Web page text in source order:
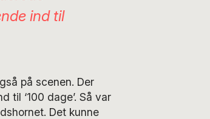
ind til
på scenen. Der
til ‘100 dage’. Så var
Det kunne